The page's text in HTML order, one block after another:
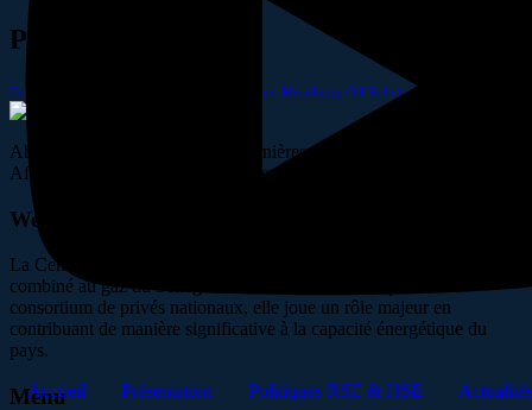
Accueil Présentation Politiques RSE & HSE Actualités
Popular Tags
Construction Manufacture Metallurgy Oil Robotic
Abonnez-vous pour suivre les dernières nouvelles du projet West
African Energy. Restez informé des avancées clés
West African Energy
La Centrale West African Energy est la plus grande centrale en cycle
combiné au gaz du Sénégal. Financée entièrement par un
consortium de privés nationaux, elle joue un rôle majeur en
contribuant de manière significative à la capacité énergétique du
pays.
Menu